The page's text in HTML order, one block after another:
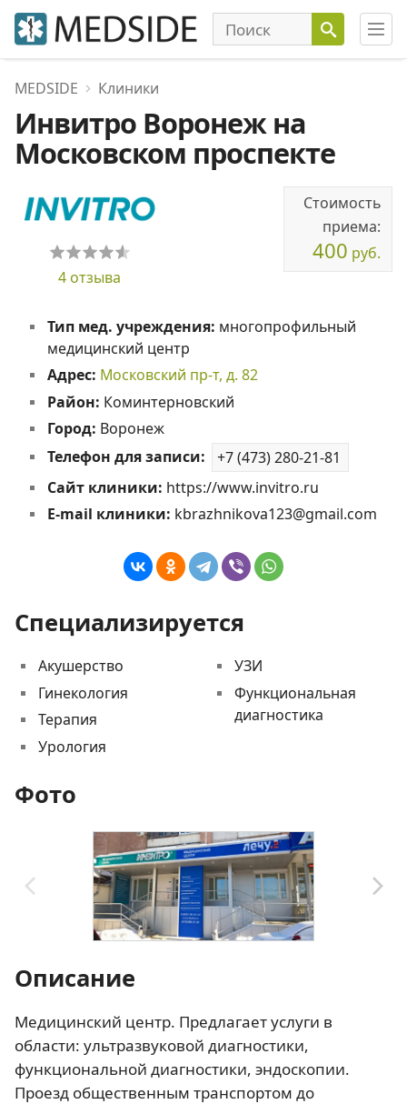
MEDSIDE Клиники
Инвитро Воронеж на
Московском проспекте
Стоимость
приема:
400 руб.
4 отзыва
Тип мед. учреждения: многопрофильный
медицинский центр
Адрес: Московский пр-т, д. 82
Район: Коминтерновский
Город: Воронеж
Телефон для записи:
+7 (473) 280-21-81
Сайт клиники: https://www.invitro.ru
E-mail клиники: kbrazhnikova123@gmail.com
Специализируется
Акушерство
Гинекология
Терапия
Урология
УЗИ
Функциональная
диагностика
Фото
Описание
Медицинский центр. Предлагает услуги в
области: ультразвуковой диагностики,
функциональной диагностики, эндоскопии.
Проезд общественным транспортом до